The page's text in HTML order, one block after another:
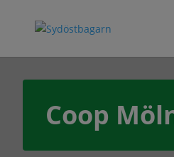
Coop